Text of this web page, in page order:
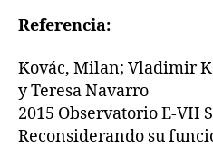
Referencia:
Kovác, Milan; Vladimir
y Teresa Navarro
2015 Observatorio E-VII
Reconsiderando su